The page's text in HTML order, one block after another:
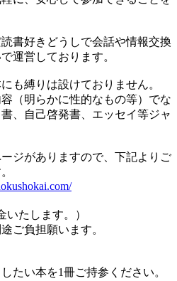
書好きどうしで会話や情報交換
運営しております。
も縛りは設けておりません。
（明らかに性的なもの等）でな
、自己啓発書、エッセイ等ジャ
ジがありますので、下記よりご
いたします。）
ご負担願います。
たい本を1冊ご持参ください。